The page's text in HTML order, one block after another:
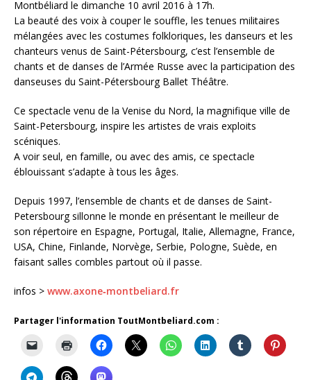
Montbéliard le dimanche 10 avril 2016 à 17h.
La beauté des voix à couper le souffle, les tenues militaires
mélangées avec les costumes folkloriques, les danseurs et les
chanteurs venus de Saint-Pétersbourg, c’est l’ensemble de
chants et de danses de l’Armée Russe avec la participation des
danseuses du Saint-Pétersbourg Ballet Théâtre.
Ce spectacle venu de la Venise du Nord, la magnifique ville de
Saint-Petersbourg, inspire les artistes de vrais exploits
scéniques.
A voir seul, en famille, ou avec des amis, ce spectacle
éblouissant s’adapte à tous les âges.
Depuis 1997, l’ensemble de chants et de danses de Saint-
Petersbourg sillonne le monde en présentant le meilleur de
son répertoire en Espagne, Portugal, Italie, Allemagne, France,
USA, Chine, Finlande, Norvège, Serbie, Pologne, Suède, en
faisant salles combles partout où il passe.
infos > www.axone‐montbeliard.fr
Partager l'information ToutMontbeliard.com :